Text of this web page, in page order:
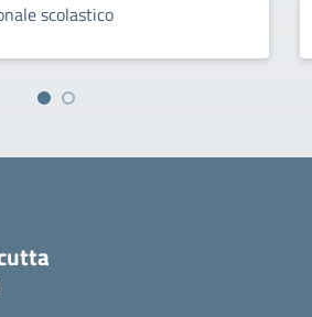
scolastico